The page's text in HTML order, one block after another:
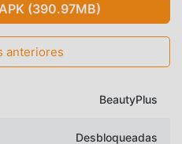
(390.97MB)
anteriores
BeautyPlus
Desbloqueadas